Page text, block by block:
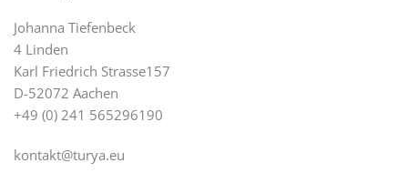
Johanna Tiefenbeck
4 Linden
Karl Friedrich Strasse157
D-52072 Aachen
+49 (0) 241 565296190
kontakt@turya.eu